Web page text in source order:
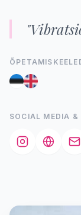
SOCIAL MEDIA &